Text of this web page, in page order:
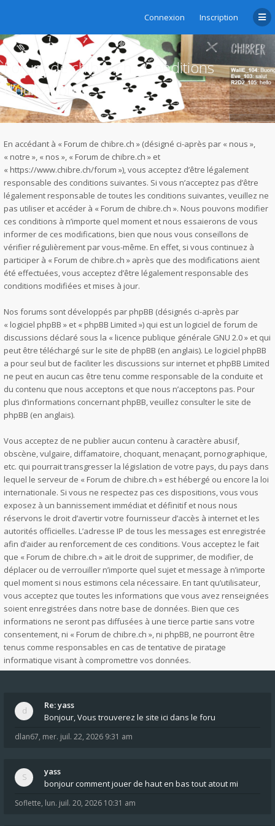
Connexion Inscription
Forum de chibre.ch - Conditions
d’utilisation
En accédant à « Forum de chibre.ch » (désigné ci-après par « nous »,
« notre », « nos », « Forum de chibre.ch » et
« https://www.chibre.ch/forum »), vous acceptez d’être légalement
responsable des conditions suivantes. Si vous n’acceptez pas d’être
légalement responsable de toutes les conditions suivantes, veuillez ne
pas utiliser et accéder à « Forum de chibre.ch ». Nous pouvons modifier
ces conditions à n’importe quel moment et nous essaierons de vous
informer de ces modifications, bien que nous vous conseillons de
vérifier régulièrement par vous-même. En effet, si vous continuez à
participer à « Forum de chibre.ch » après que des modifications aient
été effectuées, vous acceptez d’être légalement responsable des
conditions modifiées et mises à jour.
Nos forums sont développés par phpBB (désignés ci-après par
« logiciel phpBB » et « phpBB Limited ») qui est un logiciel de forum de
discussions déclaré sous la « licence publique générale GNU 2.0» et qui
peut être téléchargé sur le site de phpBB (en anglais). Le logiciel phpBB
a pour seul but de faciliter les discussions sur internet et phpBB Limited
ne peut en aucun cas être tenu comme responsable de la conduite et
du contenu que nous acceptons et que nous n’acceptons pas. Pour
plus d’informations concernant phpBB, veuillez consulter le site de
phpBB (en anglais).
Vous acceptez de ne publier aucun contenu à caractère abusif,
obscène, vulgaire, diffamatoire, choquant, menaçant, pornographique,
etc. qui pourrait transgresser la législation de votre pays, du pays dans
lequel le serveur de « Forum de chibre.ch » est hébergé ou encore la loi
internationale. Si vous ne respectez pas ces dispositions, vous vous
exposez à un bannissement immédiat et définitif et nous nous
réservons le droit d’avertir votre fournisseur d’accès à internet et les
autorités officielles. L’adresse IP de tous les messages est enregistrée
afin d’aider au renforcement de ces conditions. Vous acceptez le fait
que « Forum de chibre.ch » ait le droit de supprimer, de modifier, de
déplacer ou de verrouiller n’importe quel sujet et message à n’importe
quel moment si nous estimons cela nécessaire. En tant qu’utilisateur,
vous acceptez que toutes les informations que vous avez renseignées
soient enregistrées dans notre base de données. Bien que ces
informations ne seront pas diffusées à une tierce partie sans votre
consentement, ni « Forum de chibre.ch », ni phpBB, ne pourront être
tenus comme responsables en cas de tentative de piratage
informatique visant à compromettre vos données.
Re: yass
Bonjour, Vous trouverez le site ici dans le foru
dlan67, mer. juil. 22, 2026 9:31 am
yass
bonjour comment jouer de haut en bas tout atout mi
Soflette, lun. juil. 20, 2026 10:31 am